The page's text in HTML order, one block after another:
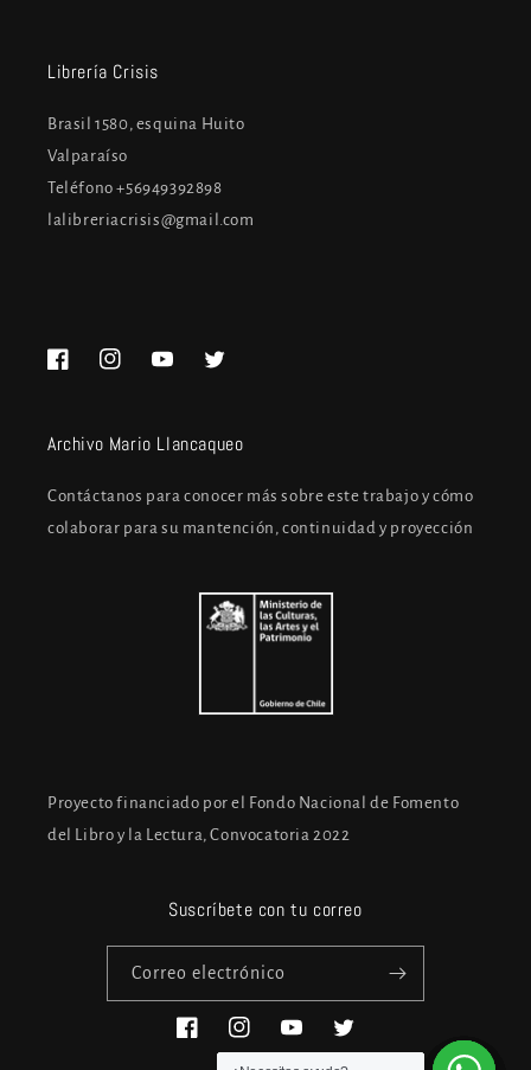
Librería Crisis
Brasil 1580, esquina Huito
Valparaíso
Teléfono +56949392898
lalibreriacrisis@gmail.com
FacebookInstagramYouTubeTwitter
Archivo Mario Llancaqueo
Contáctanos para conocer más sobre este trabajo y cómo
colaborar para su mantención, continuidad y proyección
Proyecto financiado por el Fondo Nacional de Fomento
del Libro y la Lectura, Convocatoria 2022
Suscríbete con tu correo
Correo electrónico
FacebookInstagramYouTubeTwitter